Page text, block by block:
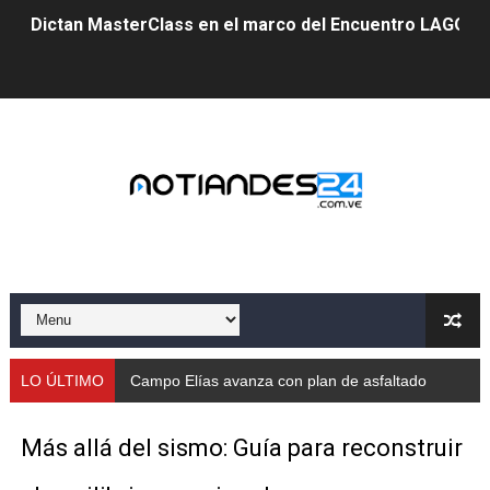
Dictan MasterClass en el marco del Encuentro LAGO
Gobernador Arnaldo Sánchez apadrina a más de 993
Mérida fortalece su reserva deportiva de cara a
Gobernación de Mérida instalará mesa de trabajo con
Fundecem ofrece taller de bordado en punto de cruz
LO ÚLTIMO Campo Elías avanza con plan de asfaltado
Más allá del sismo: Guía para reconstruir